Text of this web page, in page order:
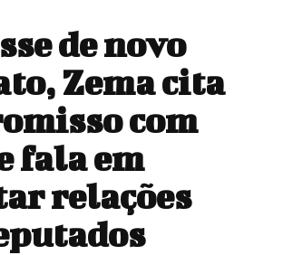
de novo
Zema cita
com
fala em
relações